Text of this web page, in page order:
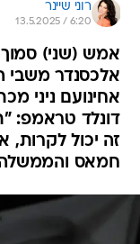
רוני שיינר
13.5.2025 / 6:20
אמש (שני) סמוך
אלכסנדר
אחינועם ניני
דונלד טראמפ:
זה יכול לקרות,
חמאס והממשלה